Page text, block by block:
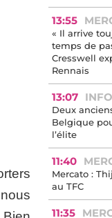
13:55
« Il arrive
temps de
Cresswell
Rennais
13:07 INFO
Deux
Belgique
l’élite
11:40
Mercato :
au TFC
11:35